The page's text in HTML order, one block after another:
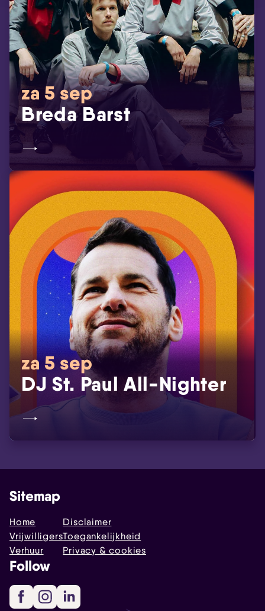
za 5 sep
Breda Barst
za 5 sep
DJ St. Paul All-Nighter
Sitemap
Home
Vrijwilligers
Verhuur
Disclaimer
Toegankelijkheid
Privacy & cookies
Follow
FacebookInstagram